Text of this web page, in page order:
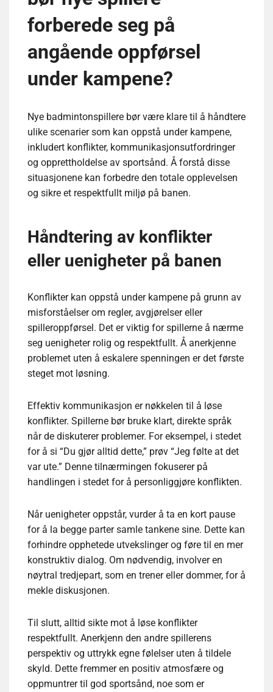
forberede seg på
angående oppførsel
under kampene?
Nye badmintonspillere bør være klare til å håndtere
ulike scenarier som kan oppstå under kampene,
inkludert konflikter, kommunikasjonsutfordringer
og opprettholdelse av sportsånd. Å forstå disse
situasjonene kan forbedre den totale opplevelsen
og sikre et respektfullt miljø på banen.
Håndtering av konflikter
eller uenigheter på banen
Konflikter kan oppstå under kampene på grunn av
misforståelser om regler, avgjørelser eller
spilleroppførsel. Det er viktig for spillerne å nærme
seg uenigheter rolig og respektfullt. Å anerkjenne
problemet uten å eskalere spenningen er det første
steget mot løsning.
Effektiv kommunikasjon er nøkkelen til å løse
konflikter. Spillerne bør bruke klart, direkte språk
når de diskuterer problemer. For eksempel, i stedet
for å si “Du gjør alltid dette,” prøv “Jeg følte at det
var ute.” Denne tilnærmingen fokuserer på
handlingen i stedet for å personliggjøre konflikten.
Når uenigheter oppstår, vurder å ta en kort pause
for å la begge parter samle tankene sine. Dette kan
forhindre opphetede utvekslinger og føre til en mer
konstruktiv dialog. Om nødvendig, involver en
nøytral tredjepart, som en trener eller dommer, for å
mekle diskusjonen.
Til slutt, alltid sikte mot å løse konflikter
respektfullt. Anerkjenn den andre spillerens
perspektiv og uttrykk egne følelser uten å tildele
skyld. Dette fremmer en positiv atmosfære og
oppmuntrer til god sportsånd, noe som er